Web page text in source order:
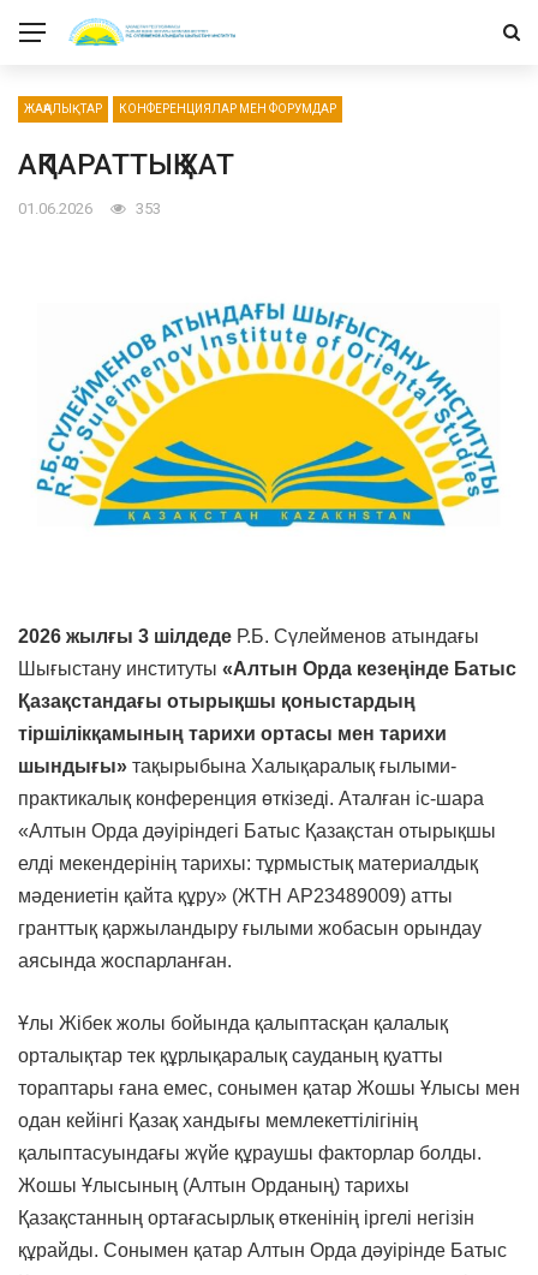
ЖАҢАЛЫҚТАР КОНФЕРЕНЦИЯЛАР МЕН ФОРУМДАР
АҚПАРАТТЫҚ ХАТ
01.06.2026 353
2026 жылғы 3 шілдеде Р.Б. Сүлейменов атындағы
Шығыстану институты «Алтын Орда кезеңінде Батыс
Қазақстандағы отырықшы қоныстардың
тіршілікқамының тарихи ортасы мен тарихи
шындығы» тақырыбына Халықаралық ғылыми-
практикалық конференция өткізеді. Аталған іс-шара
«Алтын Орда дәуіріндегі Батыс Қазақстан отырықшы
елді мекендерінің тарихы: тұрмыстық материалдық
мәдениетін қайта құру» (ЖТН AP23489009) атты
гранттық қаржыландыру ғылыми жобасын орындау
аясында жоспарланған.
Ұлы Жібек жолы бойында қалыптасқан қалалық
орталықтар тек құрлықаралық сауданың қуатты
тораптары ғана емес, сонымен қатар Жошы Ұлысы мен
одан кейінгі Қазақ хандығы мемлекеттілігінің
қалыптасуындағы жүйе құраушы факторлар болды.
Жошы Ұлысының (Алтын Орданың) тарихы
Қазақстанның ортағасырлық өткенінің іргелі негізін
құрайды. Сонымен қатар Алтын Орда дәуірінде Батыс